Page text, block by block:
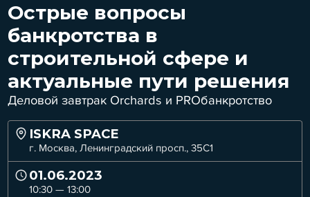
Острые вопросы
банкротства в
строительной сфере и
актуальные пути решения
Деловой завтрак Orchards и PROбанкротство
ISKRA SPACE
г. Москва, Ленинградский просп., 35С1
01.06.2023
10:30 — 13:00